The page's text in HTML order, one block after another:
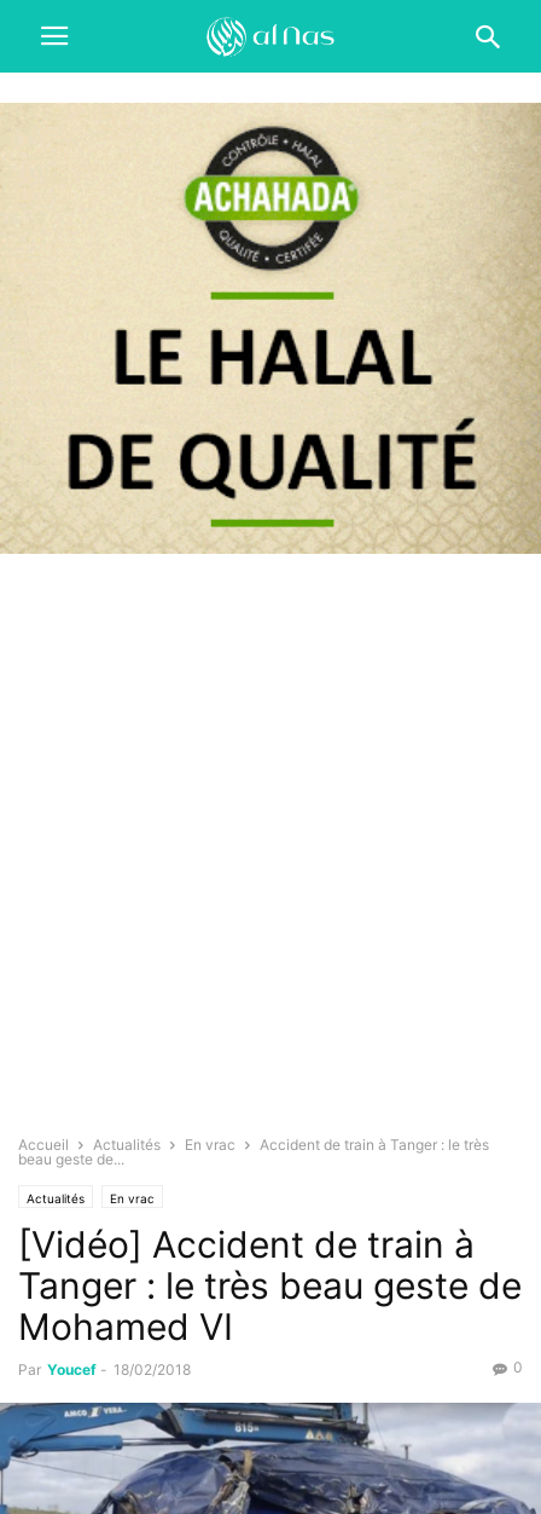
Accueil Actualités En vrac
Accident de train à Tanger : le très
beau geste de...
Actualités En vrac
[Vidéo] Accident de train à
Tanger : le très beau geste de
Mohamed VI
Par Youcef - 18/02/2018 0